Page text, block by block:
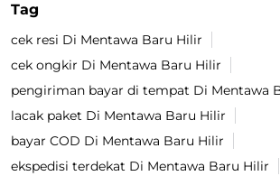
Tag
cek resi Di Mentawa Baru Hilir
cek ongkir Di Mentawa Baru Hilir
pengiriman bayar di tempat Di Mentawa
lacak paket Di Mentawa Baru Hilir
bayar COD Di Mentawa Baru Hilir
ekspedisi terdekat Di Mentawa Baru Hilir